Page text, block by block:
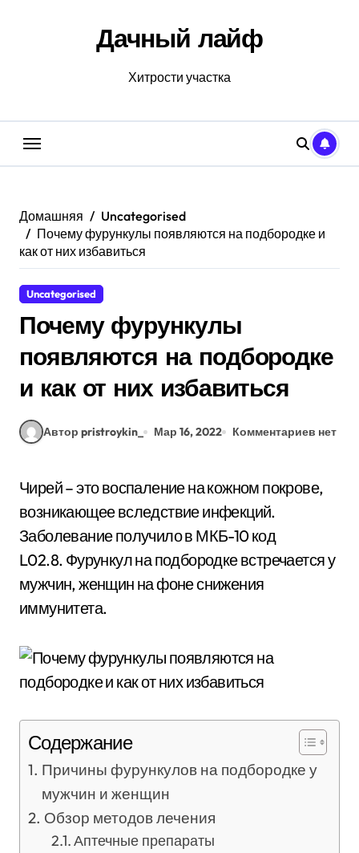
Дачный лайф
Хитрости участка
Домашняя
Uncategorised
Почему фурункулы появляются на подбородке и
как от них избавиться
Uncategorised
Почему фурункулы
появляются на подбородке
и как от них избавиться
Автор pristroykin_ Мар 16, 2022 Комментариев нет
Чирей – это воспаление на кожном покрове,
возникающее вследствие инфекций.
Заболевание получило в МКБ-10 код
L02.8. Фурункул на подбородке встречается у
мужчин, женщин на фоне снижения
иммунитета.
Содержание
Причины фурункулов на подбородке у
мужчин и женщин
Обзор методов лечения
Аптечные препараты